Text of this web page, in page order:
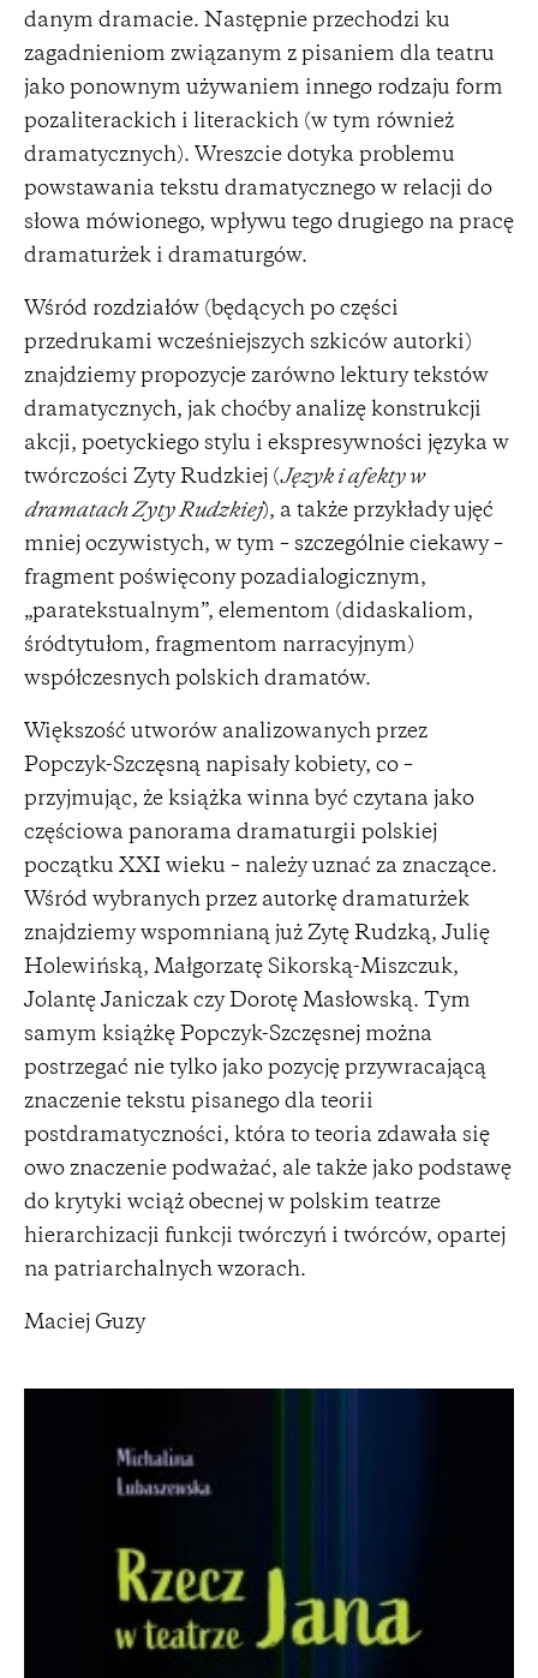
danym dramacie. Następnie przechodzi ku
zagadnieniom związanym z pisaniem dla teatru
jako ponownym używaniem innego rodzaju form
pozaliterackich i literackich (w tym również
dramatycznych). Wreszcie dotyka problemu
powstawania tekstu dramatycznego w relacji do
słowa mówionego, wpływu tego drugiego na pracę
dramaturżek i dramaturgów.
Wśród rozdziałów (będących po części
przedrukami wcześniejszych szkiców autorki)
znajdziemy propozycje zarówno lektury tekstów
dramatycznych, jak choćby analizę konstrukcji
akcji, poetyckiego stylu i ekspresywności języka w
twórczości Zyty Rudzkiej (Język i afekty w
dramatach Zyty Rudzkiej), a także przykłady ujęć
mniej oczywistych, w tym – szczególnie ciekawy –
fragment poświęcony pozadialogicznym,
„paratekstualnym”, elementom (didaskaliom,
śródtytułom, fragmentom narracyjnym)
współczesnych polskich dramatów.
Większość utworów analizowanych przez
Popczyk-Szczęsną napisały kobiety, co –
przyjmując, że książka winna być czytana jako
częściowa panorama dramaturgii polskiej
początku XXI wieku – należy uznać za znaczące.
Wśród wybranych przez autorkę dramaturżek
znajdziemy wspomnianą już Zytę Rudzką, Julię
Holewińską, Małgorzatę Sikorską-Miszczuk,
Jolantę Janiczak czy Dorotę Masłowską. Tym
samym książkę Popczyk-Szczęsnej można
postrzegać nie tylko jako pozycję przywracającą
znaczenie tekstu pisanego dla teorii
postdramatyczności, która to teoria zdawała się
owo znaczenie podważać, ale także jako podstawę
do krytyki wciąż obecnej w polskim teatrze
hierarchizacji funkcji twórczyń i twórców, opartej
na patriarchalnych wzorach.
Maciej Guzy